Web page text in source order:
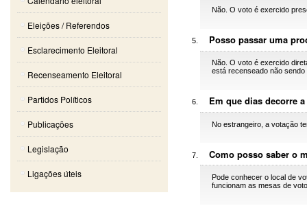
Não. O voto é exercido
Posso passar uma
Não. O voto é exercido
está recenseado não
Em que dias decorre
No estrangeiro, a votação
Como posso saber o
Pode conhecer o local de
funcionam as mesas de
Eleições / Referendos
Esclarecimento Eleitoral
Recenseamento Eleitoral
Partidos Políticos
Publicações
Legislação
Ligações úteis